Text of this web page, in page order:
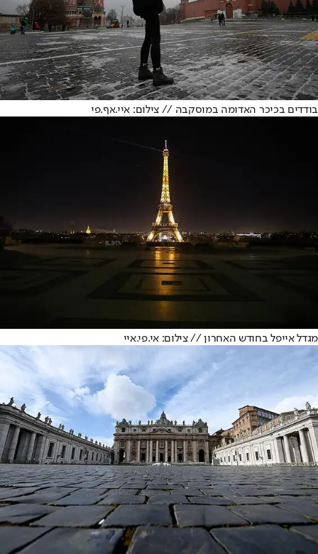
בודדים בכיכר האדומה במוסקבה // צילום: איי.אף.פי
מגדל אייפל בחודש האחרון // צילום: אי.פי.איי